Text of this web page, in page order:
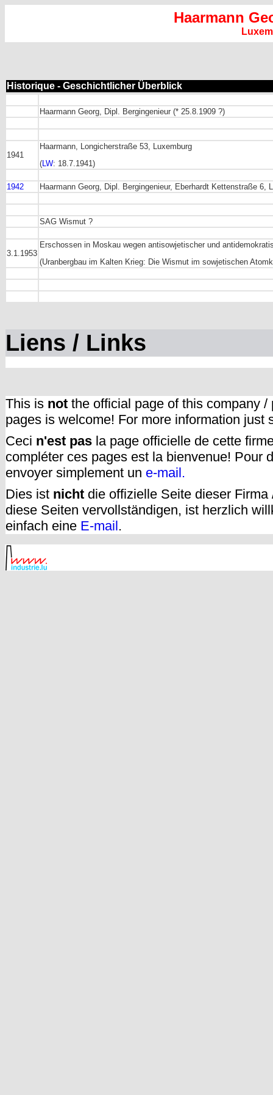
Haarmann
Historique - Geschichtlicher Überblick
Haarmann Georg, Dipl. Bergingenieur (* 25.8.1909 ?)
1941
Haarmann, Longicherstraße 53, Luxemburg
(LW: 18.7.1941)
1942 Haarmann Georg, Dipl. Bergingenieur, Eberhardt Kettenstraße 6,
SAG Wismut ?
3.1.1953
Erschossen in Moskau wegen antisowjetischer und
(Uranbergbau im Kalten Krieg: Die Wismut im sowjetischen
Liens / Links
This is not the official page of this company
pages is welcome! For more information just
Ceci n'est pas la page officielle de cette
compléter ces pages est la bienvenue! Pour
envoyer simplement un e-mail.
Dies ist nicht die offizielle Seite dieser
diese Seiten vervollständigen, ist herzlich
einfach eine E-mail.